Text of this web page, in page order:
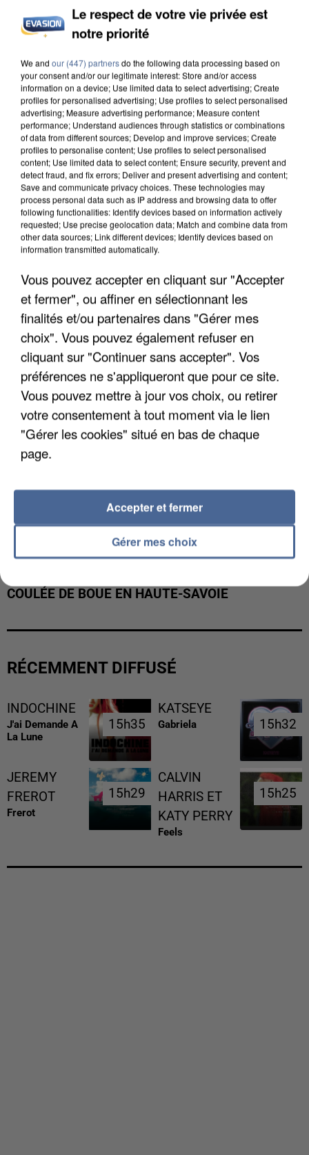
MAFIA INTERPELLÉ EN ALGÉRIE
UN SECOND CADRE DE LA DZ MAFIA
INTERPELLÉ EN ALGÉRIE
COULÉE DE BOUE EN HAUTE-SAVOIE
RÉCEMMENT DIFFUSÉ
INDOCHINE
J'ai Demande A
La Lune
15h35
15h35
KATSEYE
Gabriela 15h32
15h32
JEREMY
FREROT
Frerot
15h29
15h29
CALVIN
HARRIS ET
KATY PERRY
Feels
15h25
15h25
Le respect de votre vie privée est
notre priorité
We and our (447) partnersdo the following data processing based on
your consent and/or our legitimate interest: Store and/or access
information on a device; Use limited data to select advertising; Create
profiles for personalised advertising; Use profiles to select personalised
advertising; Measure advertising performance; Measure content
performance; Understand audiences through statistics or combinations
of data from different sources; Develop and improve services; Create
profiles to personalise content; Use profiles to select personalised
content; Use limited data to select content; Ensure security, prevent and
detect fraud, and fix errors; Deliver and present advertising and content;
Save and communicate privacy choices. These technologies may
process personal data such as IP address and browsing data to offer
following functionalities: Identify devices based on information actively
requested; Use precise geolocation data; Match and combine data from
other data sources; Link different devices; Identify devices based on
information transmitted automatically.
Vous pouvez accepter en cliquant sur "Accepter
et fermer", ou affiner en sélectionnant les
finalités et/ou partenaires dans "Gérer mes
choix". Vous pouvez également refuser en
cliquant sur "Continuer sans accepter". Vos
préférences ne s'appliqueront que pour ce site.
Vous pouvez mettre à jour vos choix, ou retirer
votre consentement à tout moment via le lien
"Gérer les cookies" situé en bas de chaque
page.
Gérer mes choix
Accepter et fermer